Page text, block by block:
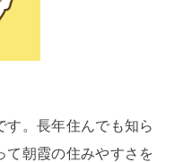
す。長年住んでも知ら
て朝霞の住みやすさを